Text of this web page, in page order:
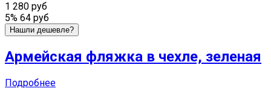
1 280 руб
5% 64 руб
Нашли дешевле?
Армейская фляжка в чехле, зеленая
Подробнее